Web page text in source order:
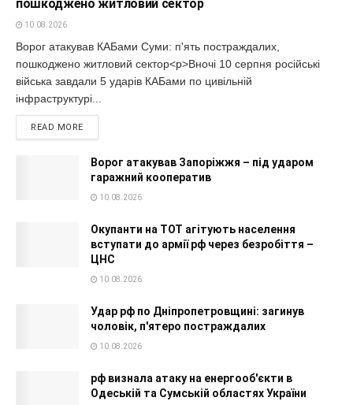
пошкоджено житловий сектор
10.08.2026
Ворог атакував КАБами Суми: п'ять постраждалих,
пошкоджено житловий сектор<p>Вночі 10 серпня російські
війська завдали 5 ударів КАБами по цивільній
інфраструктурі...
READ MORE
Ворог атакував Запоріжжя – під ударом
гаражний кооператив
10.08.2026
Окупанти на ТОТ агітують населення
вступати до армії рф через безробіття –
ЦНС
10.08.2026
Удар рф по Дніпропетровщині: загинув
чоловік, п'ятеро постраждалих
10.08.2026
рф визнала атаку на енергооб'єкти в
Одеській та Сумській областях України